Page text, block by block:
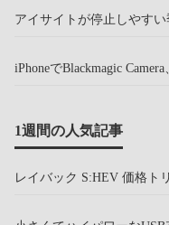
アイサイトが停止しやす
iPhoneでBlackmagic
1週間の人気記事
レイバック S:HEV 価格ト